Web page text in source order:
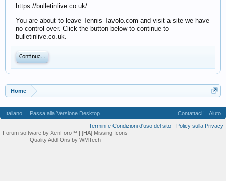
https://bulletinlive.co.uk/
You are about to leave Tennis-Tavolo.com and visit a site we have
no control over. Click the button below to continue to
bulletinlive.co.uk.
Continua...
Home
Italiano Passa alla Versione Desktop Contattaci!
Aiuto
Termini e Condizioni d'uso del sito
Policy sulla Privacy
Forum software by XenForo™ | [HA] Missing Icons
Quality Add-Ons by WMTech